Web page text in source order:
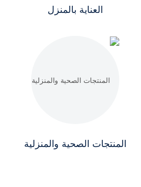
العناية بالمنزل
المنتجات الصحية والمنزلية